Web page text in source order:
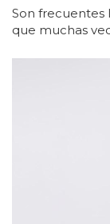
Son frecuentes
que muchas